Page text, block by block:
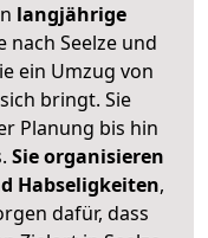
langjährige
nach Seelze und
ein Umzug von
bringt. Sie
Planung bis hin
Sie organisieren
Habseligkeiten,
dafür, dass